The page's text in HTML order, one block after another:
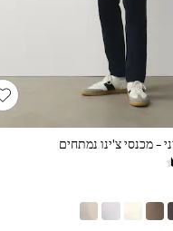
- מכנסי צ'ינו נמתחים